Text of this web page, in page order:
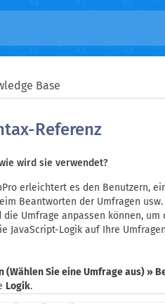
Base
Referenz
wird sie verwendet?
erleichtert es den Benutzern,
Beantworten der Umfragen
die Umfrage anpassen können,
JavaScript-Logik auf Ihre
(Wählen Sie eine Umfrage aus) »
Logik.